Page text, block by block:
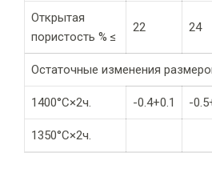
Открытая
пористость % ≤
22 24
Остаточные изменения
1400°C×2ч. -0.4+0.1 -
1350°C×2ч.